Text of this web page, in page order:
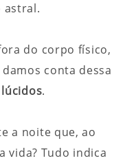
astral.
do corpo físico,
conta dessa
.
a noite que, ao
vida? Tudo indica